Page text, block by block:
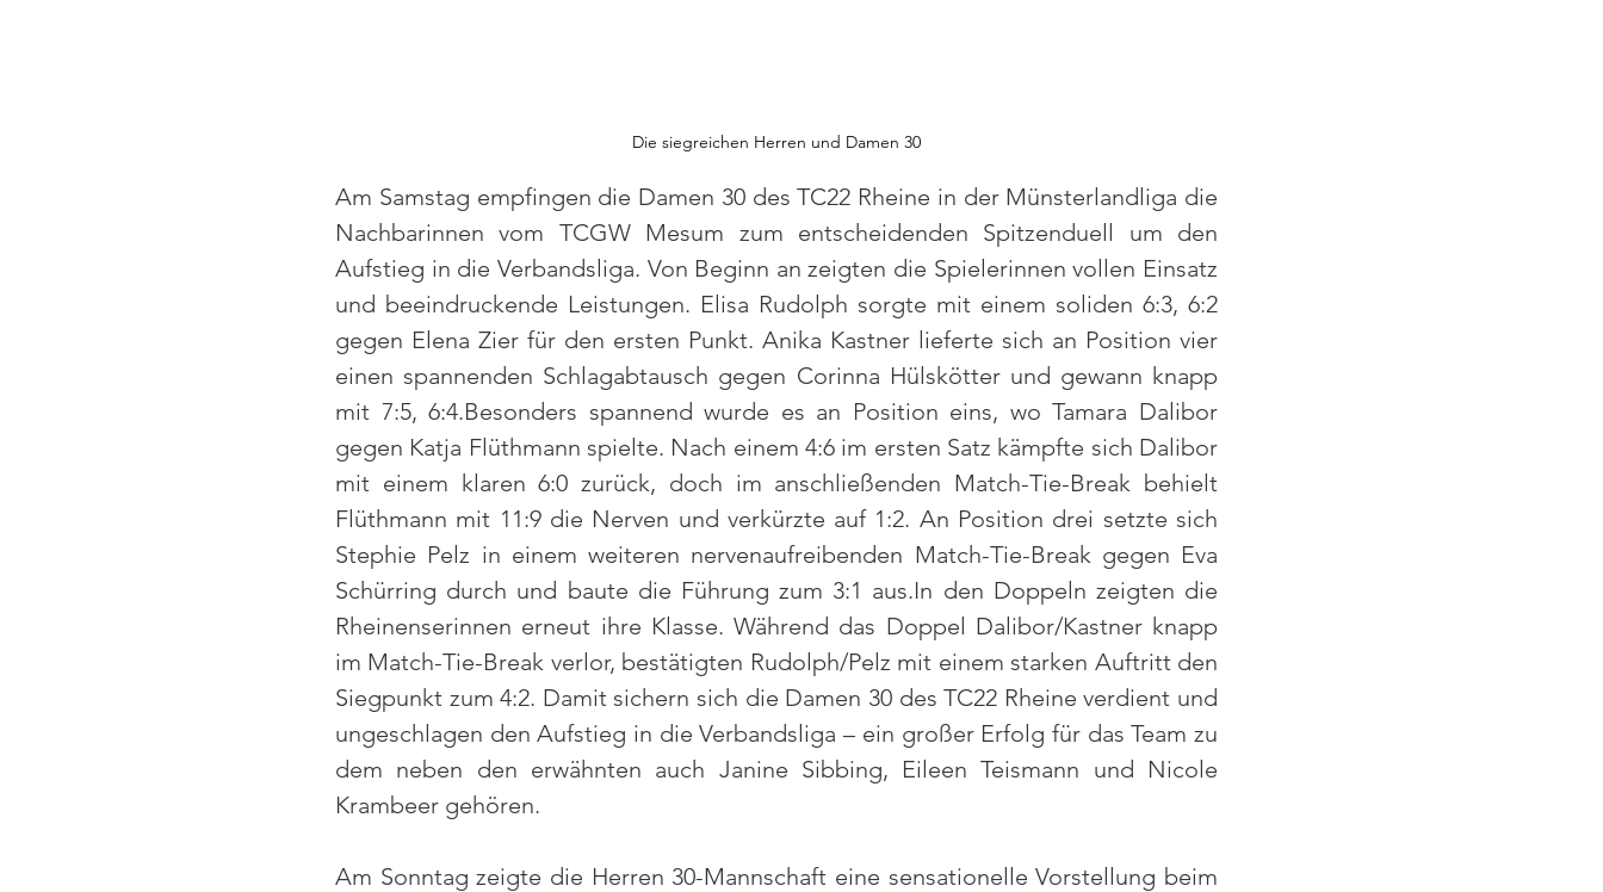
Die siegreichen Herren und Damen 30
Am Samstag empfingen die Damen 30 des TC22 Rheine in der Münsterlandliga die
Nachbarinnen vom TCGW Mesum zum entscheidenden Spitzenduell um den
Aufstieg in die Verbandsliga. Von Beginn an zeigten die Spielerinnen vollen Einsatz
und beeindruckende Leistungen. Elisa Rudolph sorgte mit einem soliden 6:3, 6:2
gegen Elena Zier für den ersten Punkt. Anika Kastner lieferte sich an Position vier
einen spannenden Schlagabtausch gegen Corinna Hülskötter und gewann knapp
mit 7:5, 6:4.Besonders spannend wurde es an Position eins, wo Tamara Dalibor
gegen Katja Flüthmann spielte. Nach einem 4:6 im ersten Satz kämpfte sich Dalibor
mit einem klaren 6:0 zurück, doch im anschließenden Match-Tie-Break behielt
Flüthmann mit 11:9 die Nerven und verkürzte auf 1:2. An Position drei setzte sich
Stephie Pelz in einem weiteren nervenaufreibenden Match-Tie-Break gegen Eva
Schürring durch und baute die Führung zum 3:1 aus.In den Doppeln zeigten die
Rheinenserinnen erneut ihre Klasse. Während das Doppel Dalibor/Kastner knapp
im Match-Tie-Break verlor, bestätigten Rudolph/Pelz mit einem starken Auftritt den
Siegpunkt zum 4:2. Damit sichern sich die Damen 30 des TC22 Rheine verdient und
ungeschlagen den Aufstieg in die Verbandsliga – ein großer Erfolg für das Team zu
dem neben den erwähnten auch Janine Sibbing, Eileen Teismann und Nicole
Krambeer gehören.
Am Sonntag zeigte die Herren 30-Mannschaft eine sensationelle Vorstellung beim